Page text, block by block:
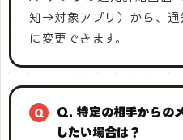
知→対象アプリ）から、通
に変更できます。
Q. 特定の相手からの
したい場合は？